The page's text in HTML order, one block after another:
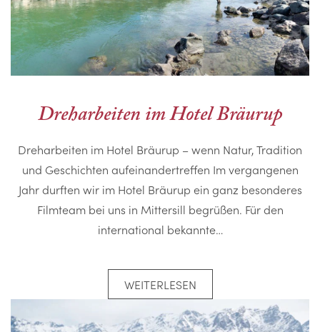
Dreharbeiten im Hotel Bräurup
Dreharbeiten im Hotel Bräurup – wenn Natur, Tradition
und Geschichten aufeinandertreffen Im vergangenen
Jahr durften wir im Hotel Bräurup ein ganz besonderes
Filmteam bei uns in Mittersill begrüßen. Für den
international bekannte…
WEITERLESEN